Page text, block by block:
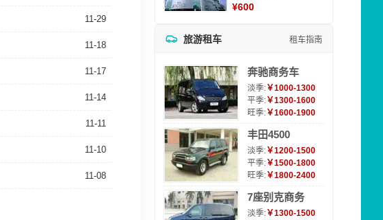
11-29
11-18
11-17
11-14
11-11
11-10
11-08
¥600
旅游租车 租车指南
奔驰商务车
淡季:￥1000-1300
平季:￥1300-1600
旺季:￥1600-1900
丰田4500
淡季:￥1200-1500
平季:￥1500-1800
旺季:￥1800-2400
7座别克商务
淡季:￥1300-1500